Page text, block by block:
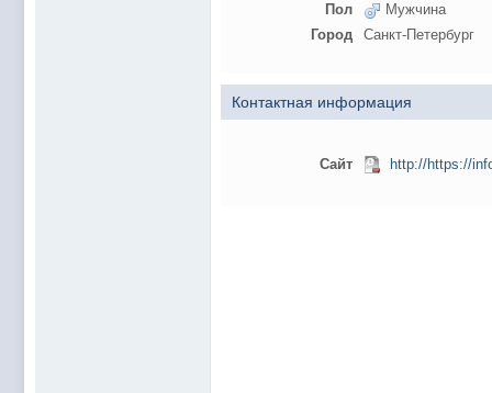
Пол
Мужчина
Город
Санкт-Петербург
Контактная информация
Сайт http://https://